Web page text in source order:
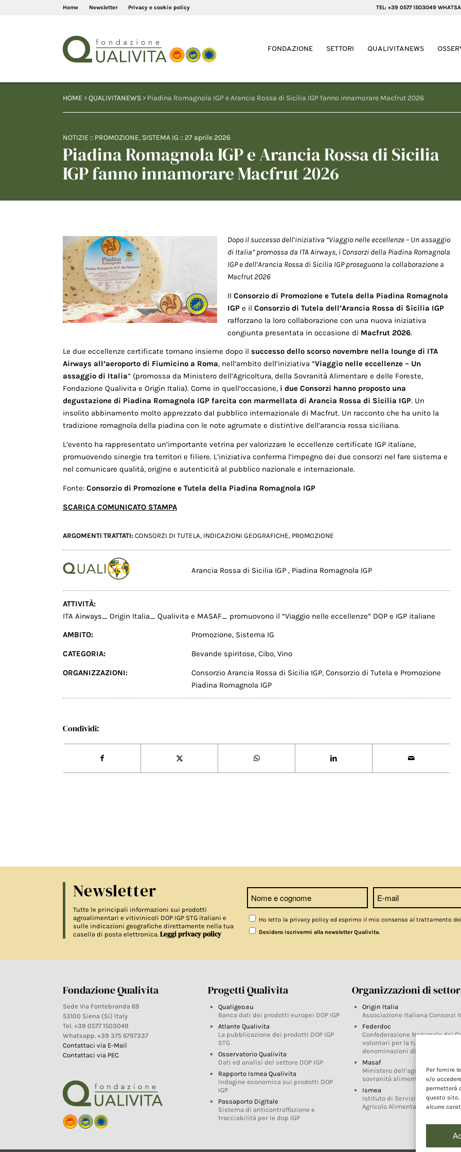
Per fornire
e/o
permetterà
questo sito.
alcune
Home Newsletter Privacy e cookie policy TEL: +39 0577 1503049
FONDAZIONE SETTORI QUALIVITANEWS
HOME >QUALIVITANEWS > Piadina Romagnola IGP e Arancia Rossa di Sicilia IGP fanno innamorare Macfrut 2026
NOTIZIE :: PROMOZIONE, SISTEMA IG :: 27 aprile 2026
Piadina Romagnola IGP e Arancia Rossa di Sicilia
IGP fanno innamorare Macfrut 2026
Dopo il successo dell’iniziativa “Viaggio nelle eccellenze – Un assaggio
di Italia” promossa da ITA Airways, i Consorzi della Piadina Romagnola
IGP e dell’Arancia Rossa di Sicilia IGP proseguono la collaborazione a
Macfrut 2026
Il Consorzio di Promozione e Tutela della Piadina Romagnola
IGP e il Consorzio di Tutela dell’Arancia Rossa di Sicilia IGP
rafforzano la loro collaborazione con una nuova iniziativa
congiunta presentata in occasione di Macfrut 2026.
Le due eccellenze certificate tornano insieme dopo il successo dello scorso novembre nella lounge di ITA
Airways all’aeroporto di Fiumicino a Roma, nell’ambito dell’iniziativa “Viaggio nelle eccellenze – Un
assaggio di Italia” (promossa da Ministero dell’Agricoltura, della Sovranità Alimentare e delle Foreste,
Fondazione Qualivita e Origin Italia). Come in quell’occasione, i due Consorzi hanno proposto una
degustazione di Piadina Romagnola IGP farcita con marmellata di Arancia Rossa di Sicilia IGP. Un
insolito abbinamento molto apprezzato dal pubblico internazionale di Macfrut. Un racconto che ha unito la
tradizione romagnola della piadina con le note agrumate e distintive dell’arancia rossa siciliana.
L’evento ha rappresentato un’importante vetrina per valorizzare le eccellenze certificate IGP italiane,
promuovendo sinergie tra territori e filiere. L’iniziativa conferma l’impegno dei due consorzi nel fare sistema e
nel comunicare qualità, origine e autenticità al pubblico nazionale e internazionale.
Fonte: Consorzio di Promozione e Tutela della Piadina Romagnola IGP
SCARICA COMUNICATO STAMPA
ARGOMENTI TRATTATI: CONSORZI DI TUTELA, INDICAZIONI GEOGRAFICHE, PROMOZIONE
Arancia Rossa di Sicilia IGP , Piadina Romagnola IGP
ATTIVITÀ:
ITA Airways_ Origin Italia_ Qualivita e MASAF_ promuovono il “Viaggio nelle eccellenze” DOP e IGP italiane
AMBITO: Promozione, Sistema IG
CATEGORIA: Bevande spiritose, Cibo, Vino
ORGANIZZAZIONI: Consorzio Arancia Rossa di Sicilia IGP, Consorzio di Tutela e Promozione
Piadina Romagnola IGP
Condividi:
Newsletter
Tutte le principali informazioni sui prodotti
agroalimentari e vitivinicoli DOP IGP STG italiani e
sulle indicazioni geografiche direttamente nella tua
casella di posta elettronica. Leggi privacy policy
Ho letto la privacy policy ed esprimo il mio consenso al trattamento
Desidero iscrivermi alla newsletter Qualivita
Fondazione Qualivita
Sede Via Fontebranda 69
53100 Siena (Si) Italy
Tel. +39 0577 1503049
Whatsapp. +39 375 6797337
Contattaci via E-Mail
Contattaci via PEC
Progetti Qualivita
Qualigeo.eu
Banca dati dei prodotti europei DOP IGP
Atlante Qualivita
La pubblicazione dei prodotti DOP IGP
STG
Osservatorio Qualivita
Dati ed analisi del settore DOP IGP
Rapporto Ismea Qualivita
Indagine economica sui prodotti DOP
IGP
Passaporto Digitale
Sistema di anticontraffazione e
tracciabilità per le dop IGP
Organizzazioni di
Origin Italia
Associazione Italiana Consorzi
Federdoc
Confederazione Nazionale dei
volontari per la tutela delle
denominazioni di origine
Masaf
Ministero dell’agricoltura, della
sovranità alimentare e delle
Ismea
Istituto di Servizi per il Mercato
Agricolo Alimentare